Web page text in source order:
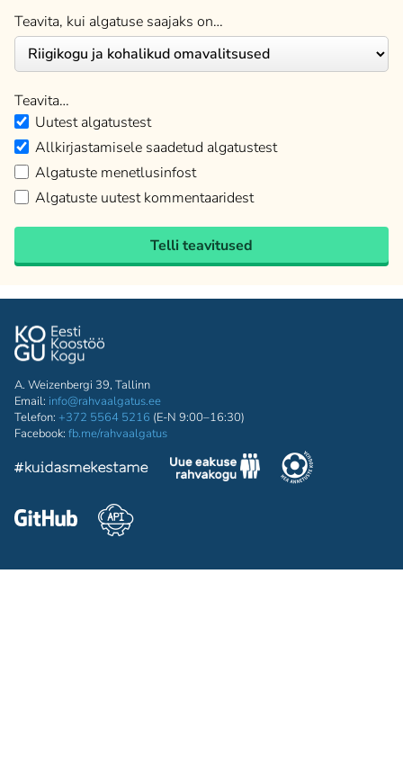
Teavita, kui algatuse saajaks on…
Teavita…
Uutest algatustest
Allkirjastamisele saadetud algatustest
Algatuste menetlusinfost
Algatuste uutest kommentaaridest
Telli teavitused
A. Weizenbergi 39, Tallinn
Email: info@rahvaalgatus.ee
Telefon: +372 5564 5216 (E-N 9:00–16:30)
Facebook: fb.me/rahvaalgatus